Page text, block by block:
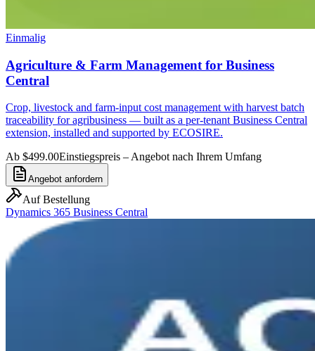
Einmalig
Agriculture & Farm Management for Business
Central
Crop, livestock and farm-input cost management with harvest batch
traceability for agribusiness — built as a per-tenant Business Central
extension, installed and supported by ECOSIRE.
Ab $499.00Einstiegspreis – Angebot nach Ihrem Umfang
Angebot anfordern
Auf Bestellung
Dynamics 365 Business Central